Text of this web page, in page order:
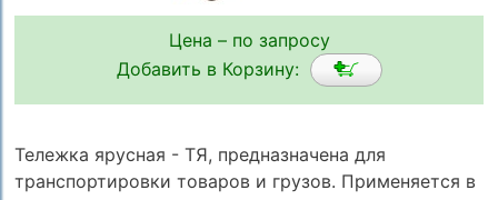
Цена – по запросу
Добавить в Корзину:
Тележка ярусная - ТЯ, предназначена для
транспортировки товаров и грузов. Применяется в